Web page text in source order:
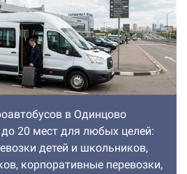
в Одинцово
20 мест для любых целей:
детей и школьников,
корпоративные перевозки,